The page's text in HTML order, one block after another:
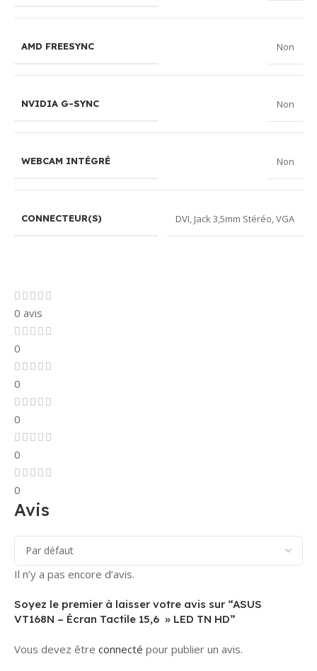
AMD FREESYNC Non
NVIDIA G-SYNC Non
WEBCAM INTÉGRÉ Non
CONNECTEUR(S) DVI, Jack 3,5mm Stéréo,VGA
0 avis
0
0
0
0
0
Avis
Il n’y a pas encore d’avis.
Soyez le premier à laisser votre avis sur “ASUS
VT168N – Écran Tactile 15,6 » LED TN HD”
Vous devez être connecté pour publier un avis.